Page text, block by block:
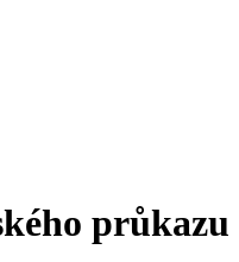
průkazu